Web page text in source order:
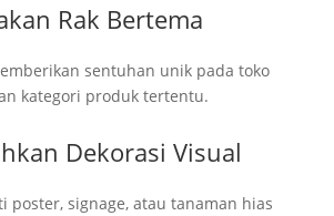
Rak Bertema
sentuhan unik pada toko
kategori produk tertentu.
Dekorasi Visual
poster, signage, atau tanaman hias